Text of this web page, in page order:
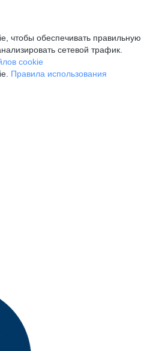
чтобы обеспечивать правильную
сетевой трафик.
cookie
Правила использования